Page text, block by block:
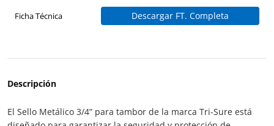
Ficha Técnica Descargar FT. Completa
Descripción
El Sello Metálico 3/4” para tambor de la marca Tri-Sure está